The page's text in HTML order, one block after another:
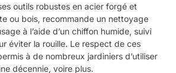
outils robustes en acier forgé et
ou bois, recommande un nettoyage
à l’aide d’un chiffon humide, suivi
éviter la rouille. Le respect de ces
à de nombreux jardiniers d’utiliser
décennie, voire plus.